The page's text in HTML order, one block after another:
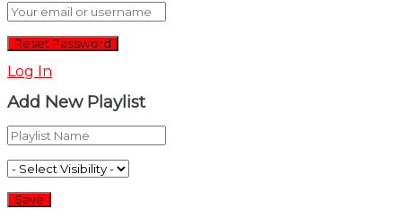
Log In
Add New Playlist